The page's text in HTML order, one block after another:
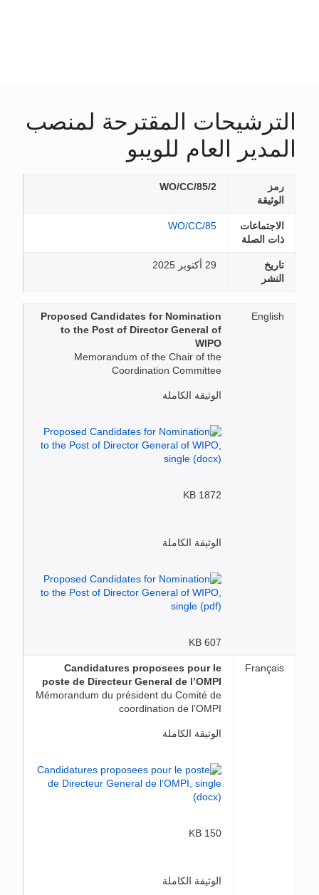
الترشيحات المقترحة لمنصب
المدير العام للويبو
رمز
الوثيقة
WO/CC/85/2
الاجتماعات
ذات الصلة
WO/CC/85
تاريخ
النشر
29 أكتوبر 2025
English
Proposed Candidates for Nomination
to the Post of Director General of
WIPO
Memorandum of the Chair of the
Coordination Committee
الوثيقة الكاملة
1872 KB
الوثيقة الكاملة
607 KB
Français
Candidatures proposees pour le
poste de Directeur General de l’OMPI
Mémorandum du président du Comité de
coordination de l’OMPI
الوثيقة الكاملة
150 KB
الوثيقة الكاملة